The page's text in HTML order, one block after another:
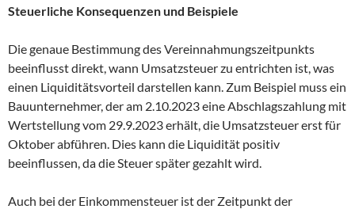
Steuerliche Konsequenzen und Beispiele
Die genaue Bestimmung des Vereinnahmungszeitpunkts
beeinflusst direkt, wann Umsatzsteuer zu entrichten ist, was
einen Liquiditätsvorteil darstellen kann. Zum Beispiel muss ein
Bauunternehmer, der am 2.10.2023 eine Abschlagszahlung mit
Wertstellung vom 29.9.2023 erhält, die Umsatzsteuer erst für
Oktober abführen. Dies kann die Liquidität positiv
beeinflussen, da die Steuer später gezahlt wird.
Auch bei der Einkommensteuer ist der Zeitpunkt der